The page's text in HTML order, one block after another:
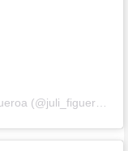
Une publication partagée par Juliana Figueroa (@juli_figueroa)